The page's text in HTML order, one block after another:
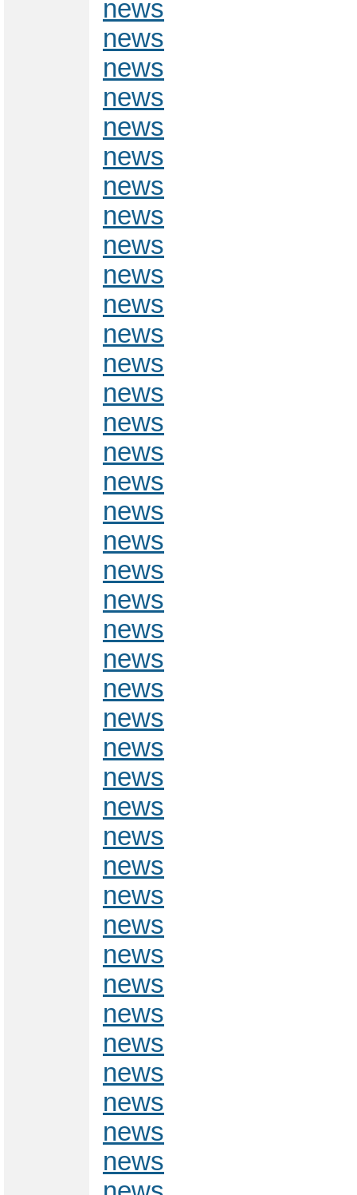
news
news
news
news
news
news
news
news
news
news
news
news
news
news
news
news
news
news
news
news
news
news
news
news
news
news
news
news
news
news
news
news
news
news
news
news
news
news
news
news